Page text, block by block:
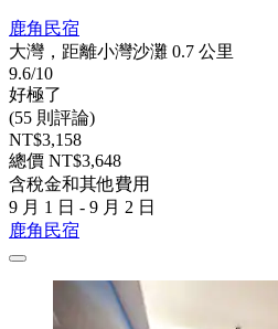
鹿角民宿
大灣，距離小灣沙灘 0.7 公里
9.6/10
好極了
(55 則評論)
NT$3,158
總價 NT$3,648
含稅金和其他費用
9 月 1 日 - 9 月 2 日
鹿角民宿